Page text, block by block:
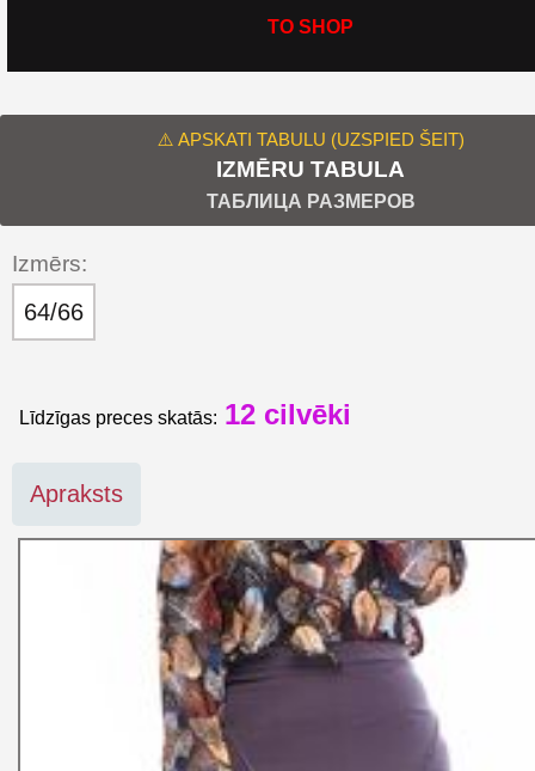
TO SHOP
⚠️ APSKATI TABULU (UZSPIED ŠEIT)
IZMĒRU TABULA
ТАБЛИЦА РАЗМЕРОВ
Izmērs:
64/66
Līdzīgas preces skatās: 12 cilvēki
Apraksts